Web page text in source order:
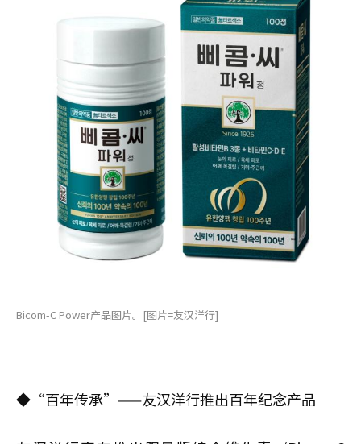
Bicom-C Power产品图片。[图片=友汉洋行]
◆“百年传承”——友汉洋行推出百年纪念产品